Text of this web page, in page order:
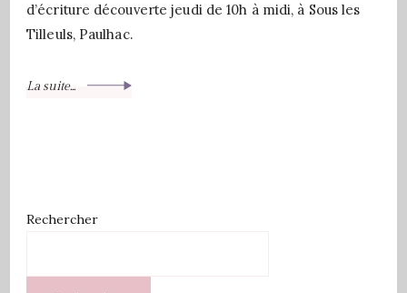
d’écriture découverte jeudi de 10h à midi, à Sous les
Tilleuls, Paulhac.
La suite...
Rechercher